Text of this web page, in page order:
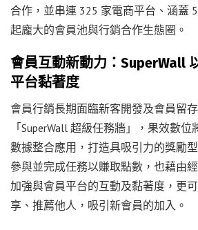
合作，並串連 325 家電商平台、涵蓋
起龐大的會員池與行銷合作生態圈。
會員互動新動力：SuperWall
平台黏著度
會員行銷長期面臨新客開發及會員留
「SuperWall 超級任務牆」，果效數
數據整合應用，打造具吸引力的獎勵
參與並完成任務以賺取點數，也藉由
加強與會員平台的互動及黏著度，更
享、推薦他人，吸引新會員的加入。